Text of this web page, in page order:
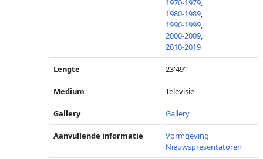
1970-1979,
1980-1989,
1990-1999,
2000-2009,
2010-2019
Lengte 23'49"
Medium Televisie
Gallery Gallery
Aanvullende informatie
Vormgeving
Nieuwspresentatoren